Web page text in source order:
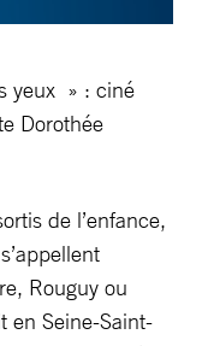
yeux » : ciné
Dorothée
de l’enfance,
Rouguy ou
en Seine-Saint-